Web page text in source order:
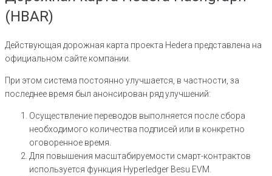
(HBAR)
Действующая дорожная карта проекта Hedera представлена на
официальном сайте компании.
При этом система постоянно улучшается, в частности, за
последнее время был анонсирован ряд улучшений:
Осуществление переводов выполняется после сбора
необходимого количества подписей или в конкретно
оговоренное время.
Для повышения масштабируемости смарт-контрактов
используется функция Hyperledger Besu EVM.